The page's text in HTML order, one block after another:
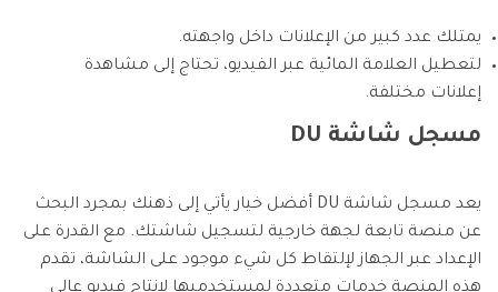
يمتلك عدد كبير من الإعلانات داخل واجهته.
لتعطيل العلامة المائية عبر الفيديو، تحتاج إلى مشاهدة
إعلانات مختلفة.
مسجل شاشة DU
يعد مسجل شاشة DU أفضل خيار يأتي إلى ذهنك بمجرد البحث
عن منصة تابعة لجهة خارجية لتسجيل شاشتك. مع القدرة على
الإعداد عبر الجهاز لإلتقاط كل شيء موجود على الشاشة، تقدم